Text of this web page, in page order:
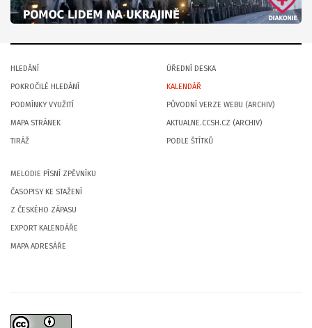
HLEDÁNÍ
POKROČILÉ HLEDÁNÍ
PODMÍNKY VYUŽITÍ
MAPA STRÁNEK
TIRÁŽ
ÚŘEDNÍ DESKA
KALENDÁŘ
PŮVODNÍ VERZE WEBU (ARCHIV)
AKTUALNE.CCSH.CZ (ARCHIV)
PODLE ŠTÍTKŮ
MELODIE PÍSNÍ ZPĚVNÍKU
ČASOPISY KE STAŽENÍ
Z ČESKÉHO ZÁPASU
EXPORT KALENDÁŘE
MAPA ADRESÁŘE